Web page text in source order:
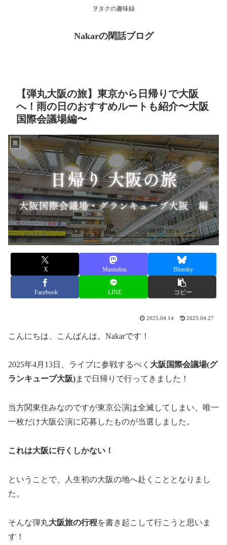
ヲタクの趣味録
Nakarの閑話ブログ
【弾丸大阪の旅】東京から日帰りで大阪
へ！雨の日のおすすめルートも紹介〜大阪
国際会議場編〜
旅
X Mastodon Bluesky
Facebook LINE コピー
2025.04.14 2025.04.27
こんにちは、こんばんは。Nakarです！
2025年4月13日、ライブに参戦するべく 大阪国際会議場(グ
ランキューブ大阪)まで日帰りで行ってきました！
当方関東住みなのですが東京公演は全滅してしまい、唯一
一枚だけ大阪公演に応募したものが当選しました。
これは大阪に行くしかない！
ということで、人生初の大阪の地へ赴くこととなりまし
た。
そんな弾丸大阪旅の行程を書き起こして行こうと思いま
す！